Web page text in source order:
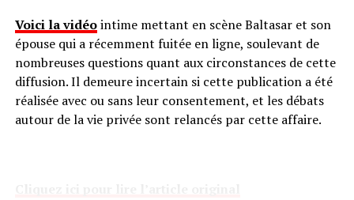
Voici la vidéointime mettant en scène Baltasar et son
épouse qui a récemment fuitée en ligne, soulevant de
nombreuses questions quant aux circonstances de cette
diffusion. Il demeure incertain si cette publication a été
réalisée avec ou sans leur consentement, et les débats
autour de la vie privée sont relancés par cette affaire.